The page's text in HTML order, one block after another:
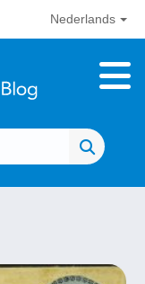
Nederlands